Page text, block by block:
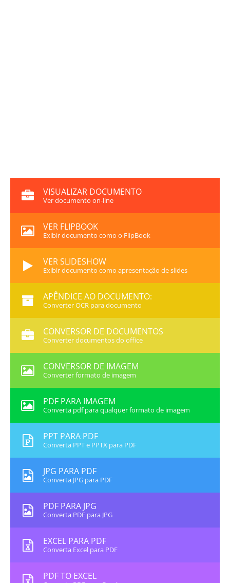
VISUALIZAR DOCUMENTO
Ver documento on-line
VER FLIPBOOK
Exibir documento como o FlipBook
VER SLIDESHOW
Exibir documento como apresentação de slides
APÊNDICE AO DOCUMENTO:
Converter OCR para documento
CONVERSOR DE DOCUMENTOS
Converter documentos do office
CONVERSOR DE IMAGEM
Converter formato de imagem
PDF PARA IMAGEM
Converta pdf para qualquer formato de imagem
PPT PARA PDF
Converta PPT e PPTX para PDF
JPG PARA PDF
Converta JPG para PDF
PDF PARA JPG
Converta PDF para JPG
EXCEL PARA PDF
Converta Excel para PDF
PDF TO EXCEL